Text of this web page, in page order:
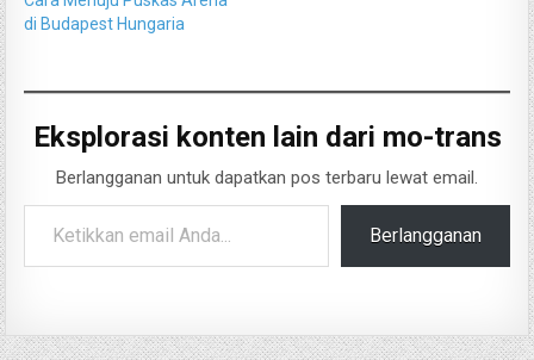
di Budapest Hungaria
Eksplorasi konten lain dari mo-trans
Berlangganan untuk dapatkan pos terbaru lewat email.
Ketikkan email Anda...
Berlangganan